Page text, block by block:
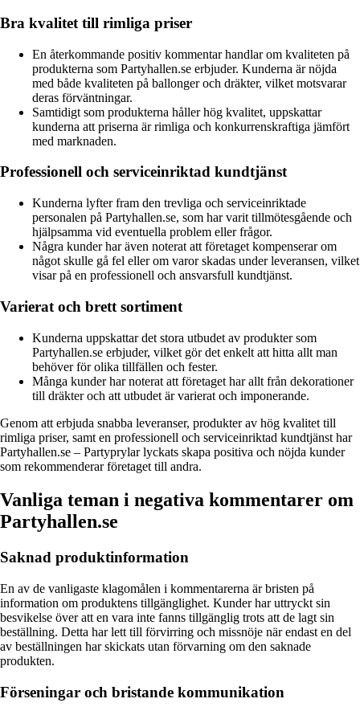
Bra kvalitet till rimliga priser
En återkommande positiv kommentar handlar om kvaliteten på
produkterna som Partyhallen.se erbjuder. Kunderna är nöjda
med både kvaliteten på ballonger och dräkter, vilket motsvarar
deras förväntningar.
Samtidigt som produkterna håller hög kvalitet, uppskattar
kunderna att priserna är rimliga och konkurrenskraftiga jämfört
med marknaden.
Professionell och serviceinriktad kundtjänst
Kunderna lyfter fram den trevliga och serviceinriktade
personalen på Partyhallen.se, som har varit tillmötesgående och
hjälpsamma vid eventuella problem eller frågor.
Några kunder har även noterat att företaget kompenserar om
något skulle gå fel eller om varor skadas under leveransen, vilket
visar på en professionell och ansvarsfull kundtjänst.
Varierat och brett sortiment
Kunderna uppskattar det stora utbudet av produkter som
Partyhallen.se erbjuder, vilket gör det enkelt att hitta allt man
behöver för olika tillfällen och fester.
Många kunder har noterat att företaget har allt från dekorationer
till dräkter och att utbudet är varierat och imponerande.
Genom att erbjuda snabba leveranser, produkter av hög kvalitet till
rimliga priser, samt en professionell och serviceinriktad kundtjänst har
Partyhallen.se – Partyprylar lyckats skapa positiva och nöjda kunder
som rekommenderar företaget till andra.
Vanliga teman i negativa kommentarer om
Partyhallen.se
Saknad produktinformation
En av de vanligaste klagomålen i kommentarerna är bristen på
information om produktens tillgänglighet. Kunder har uttryckt sin
besvikelse över att en vara inte fanns tillgänglig trots att de lagt sin
beställning. Detta har lett till förvirring och missnöje när endast en del
av beställningen har skickats utan förvarning om den saknade
produkten.
Förseningar och bristande kommunikation